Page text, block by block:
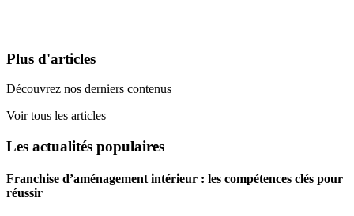
Plus d'articles
Découvrez nos derniers contenus
Voir tous les articles
Les actualités populaires
Franchise d’aménagement intérieur : les compétences clés pour
réussir